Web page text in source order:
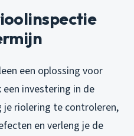
een oplossing voor
investering in de
riolering te controleren,
en verleng je de